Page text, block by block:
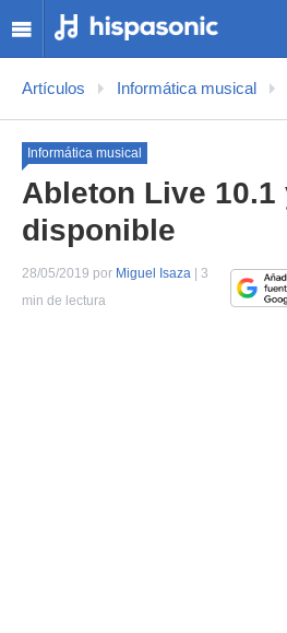
Artículos Informática musical
Informática musical
Ableton Live 10.1
disponible
28/05/2019 por Miguel Isaza | 3
min de lectura